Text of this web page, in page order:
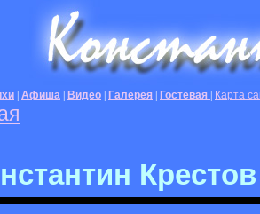
Афиша Видео Галерея Гостевая Карта
Крестов